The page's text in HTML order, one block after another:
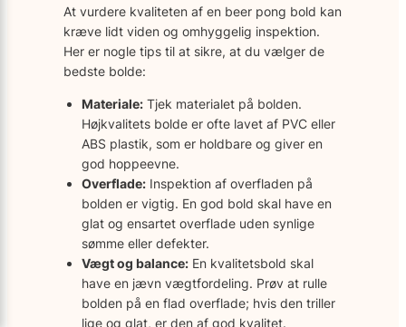
At vurdere kvaliteten af en beer pong bold kan
kræve lidt viden og omhyggelig inspektion.
Her er nogle tips til at sikre, at du vælger de
bedste bolde:
Materiale: Tjek materialet på bolden.
Højkvalitets bolde er ofte lavet af PVC eller
ABS plastik, som er holdbare og giver en
god hoppeevne.
Overflade: Inspektion af overfladen på
bolden er vigtig. En god bold skal have en
glat og ensartet overflade uden synlige
sømme eller defekter.
Vægt og balance: En kvalitetsbold skal
have en jævn vægtfordeling. Prøv at rulle
bolden på en flad overflade; hvis den triller
lige og glat, er den af god kvalitet.